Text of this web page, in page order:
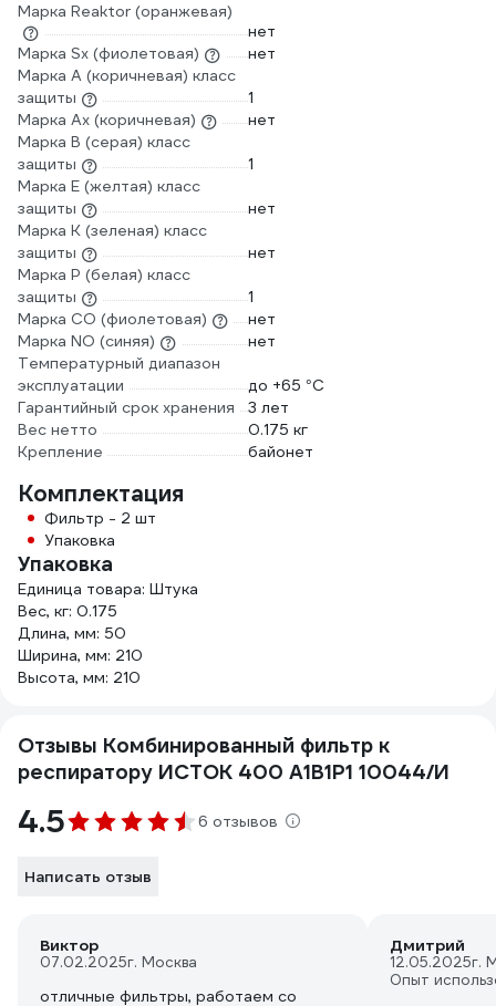
Марка Reaktor (оранжевая)
нет
Марка Sx (фиолетовая)
нет
Марка А (коричневая) класс
защиты
1
Марка Ах (коричневая)
нет
Марка В (серая) класс
защиты
1
Марка Е (желтая) класс
защиты
нет
Марка К (зеленая) класс
защиты
нет
Марка Р (белая) класс
защиты
1
Марка СО (фиолетовая)
нет
Марка NO (синяя)
нет
Температурный диапазон
эксплуатации
до +65 °С
Гарантийный срок хранения
3 лет
Вес нетто
0.175 кг
Крепление
байонет
Комплектация
Фильтр - 2 шт
Упаковка
Упаковка
Единица товара: Штука
Вес, кг: 0.175
Длина, мм: 50
Ширина, мм: 210
Высота, мм: 210
Отзывы Комбинированный фильтр к
респиратору ИСТОК 400 А1В1Р1 10044/И
4.5 6 отзывов
Написать отзыв
Виктор
07.02.2025г. Москва
отличные фильтры, работаем со
Дмитрий
12.05.2025г.
Опыт